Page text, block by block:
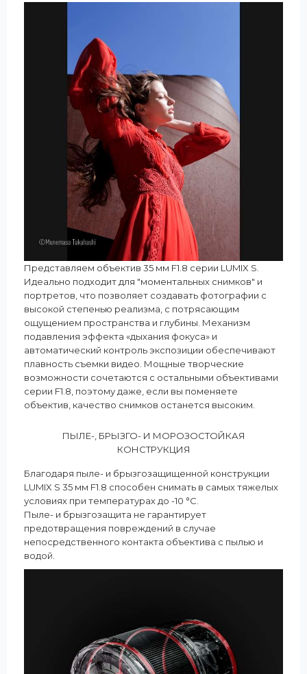
Представляем объектив 35 мм F1.8 серии LUMIX S.
Идеально подходит для "моментальных снимков" и
портретов, что позволяет создавать фотографии с
высокой степенью реализма, с потрясающим
ощущением пространства и глубины. Механизм
подавления эффекта «дыхания фокуса» и
автоматический контроль экспозиции обеспечивают
плавность съемки видео. Мощные творческие
возможности сочетаются с остальными объективами
серии F1.8, поэтому даже, если вы поменяете
объектив, качество снимков останется высоким.
ПЫЛЕ-, БРЫЗГО- И МОРОЗОСТОЙКАЯ
КОНСТРУКЦИЯ
Благодаря пыле- и брызгозащищенной конструкции
LUMIX S 35 мм F1.8 способен снимать в самых тяжелых
условиях при температурах до -10 °C.
Пыле- и брызгозащита не гарантирует
предотвращения повреждений в случае
непосредственного контакта объектива с пылью и
водой.